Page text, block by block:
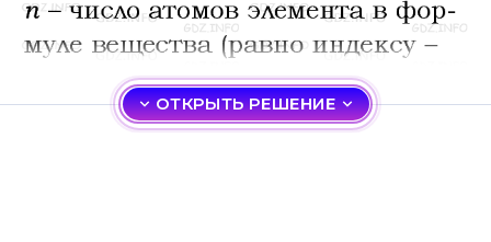
ОТКРЫТЬ РЕШЕНИЕ